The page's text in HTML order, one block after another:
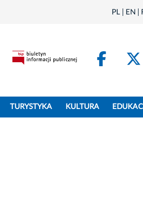
PL EN
TURYSTYKA KULTURA